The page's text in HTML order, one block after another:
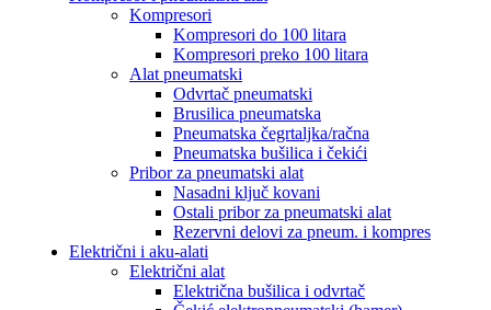
Kompresori
Kompresori do 100 litara
Kompresori preko 100 litara
Alat pneumatski
Odvrtač pneumatski
Brusilica pneumatska
Pneumatska čegrtaljka/račna
Pneumatska bušilica i čekići
Pribor za pneumatski alat
Nasadni ključ kovani
Ostali pribor za pneumatski alat
Rezervni delovi za pneum. i kompres
Električni i aku-alati
Električni alat
Električna bušilica i odvrtač